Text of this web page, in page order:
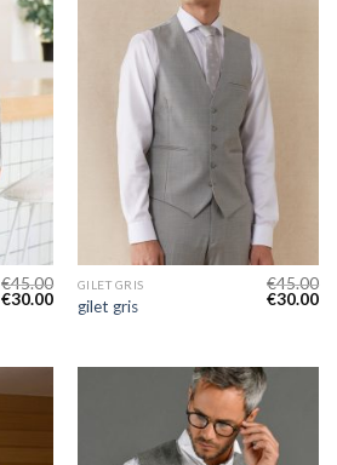
€45.00
€30.00
GILET GRIS
gilet gris
€45.00
€30.00